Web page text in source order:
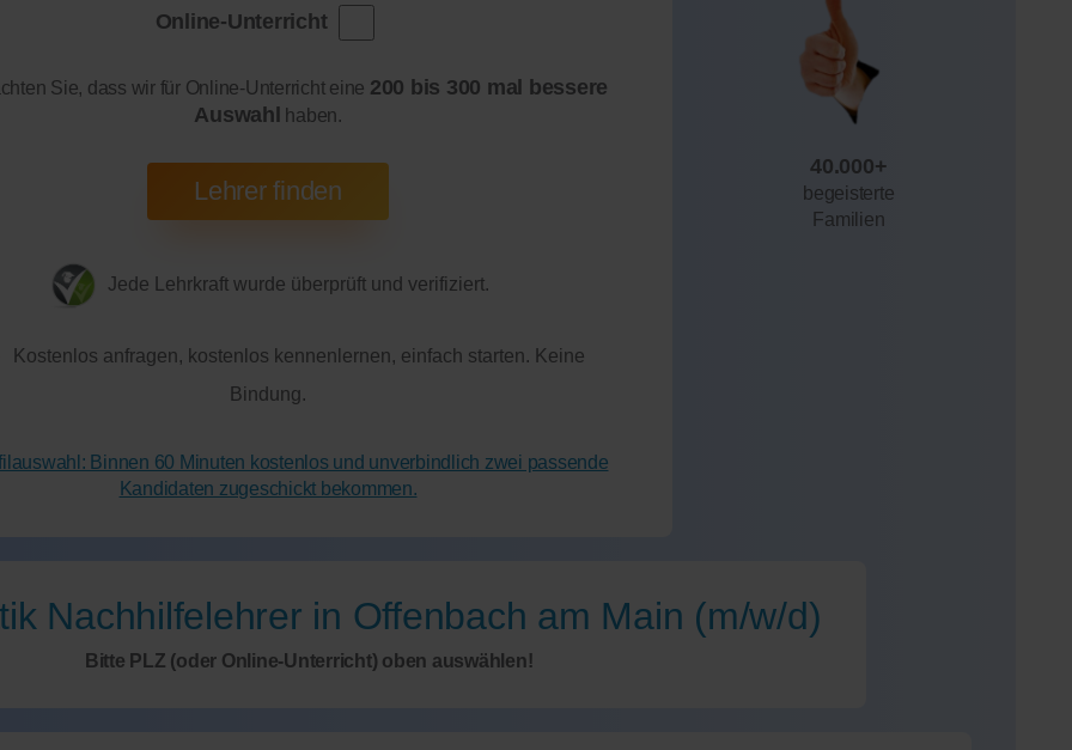
40.000+
begeisterte
Familien
Online-Unterricht
Sie, dass wir für Online-Unterricht eine 200 bis 300 mal bessere
Auswahl
haben.
Jede Lehrkraft wurde überprüft und verifiziert.
Kostenlos anfragen, kostenlos kennenlernen, einfach starten. Keine
Bindung.
Binnen 60 Minuten kostenlos und unverbindlich zwei passende
Kandidaten zugeschickt bekommen.
Nachhilfelehrer in Offenbach am Main (m/w/d)
Bitte PLZ (oder Online-Unterricht) oben auswählen!